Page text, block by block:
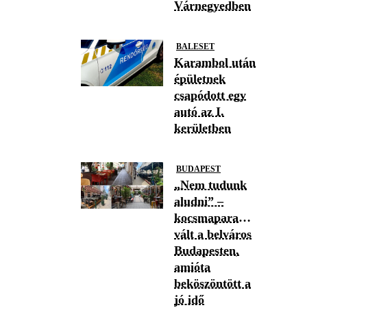
Várnegyedben
BALESET
Karambol után
épületnek
csapódott egy
autó az I.
kerületben
BUDAPEST
„Nem tudunk
aludni” –
kocsmaparadicsommá
vált a belváros
Budapesten,
amióta
beköszöntött a
jó idő